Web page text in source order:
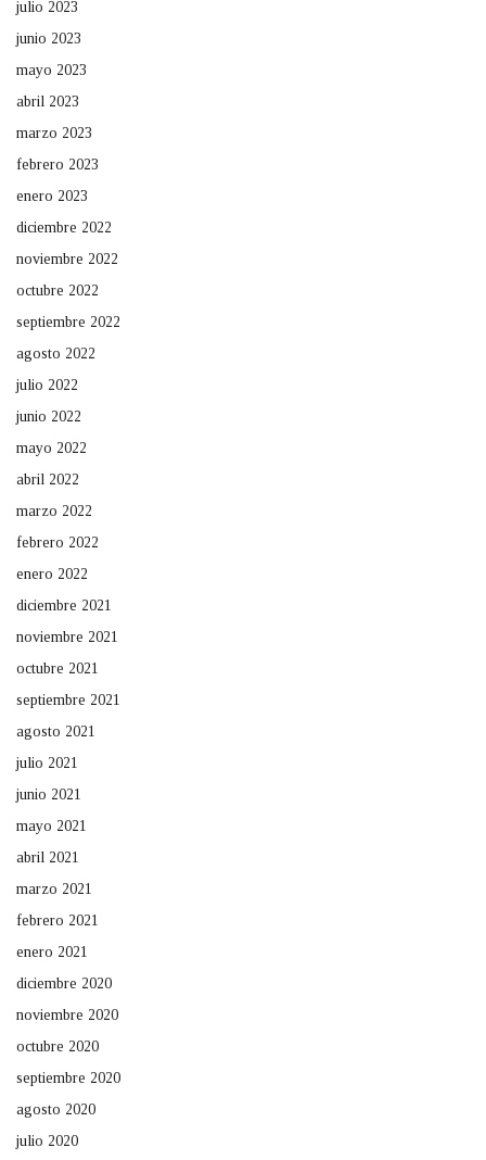
julio 2023
junio 2023
mayo 2023
abril 2023
marzo 2023
febrero 2023
enero 2023
diciembre 2022
noviembre 2022
octubre 2022
septiembre 2022
agosto 2022
julio 2022
junio 2022
mayo 2022
abril 2022
marzo 2022
febrero 2022
enero 2022
diciembre 2021
noviembre 2021
octubre 2021
septiembre 2021
agosto 2021
julio 2021
junio 2021
mayo 2021
abril 2021
marzo 2021
febrero 2021
enero 2021
diciembre 2020
noviembre 2020
octubre 2020
septiembre 2020
agosto 2020
julio 2020